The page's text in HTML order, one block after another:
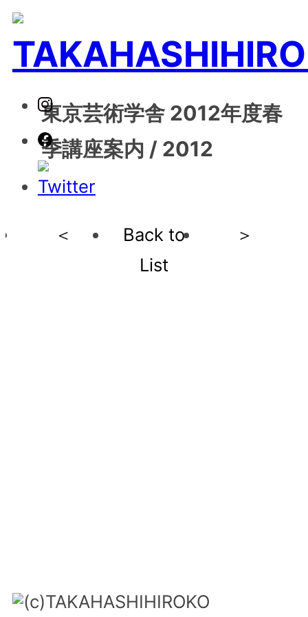
東京芸術学舎 2012年度春
季講座案内 / 2012
＜
Back to
List
＞